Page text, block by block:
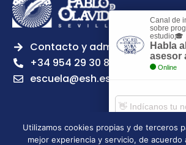
Contacto y admisiones
+34 954 29 30 81
escuela@esh.es
Utilizamos cookies propias y de terceros
mejor experiencia y servicio, de acuerdo
Canal de
sobre
estudio🎓
Habla
asesor
Online